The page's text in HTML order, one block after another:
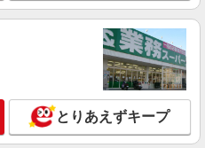
ームにて調理業務
】1,200円〜1,300円（資格・経験に
】別途支給
詳細を見る
とりあえずキープ